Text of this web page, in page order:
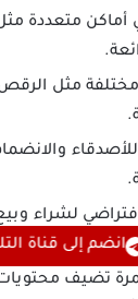
أماكن متعددة
مثل
لشراء
الفاخرة.
تضيف
انضم إلى قناة